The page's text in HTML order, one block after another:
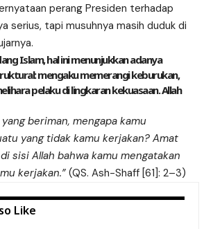
perang Presiden terhadap
serius, tapi musuhnya masih duduk di
Islam, hal ini menunjukkan adanya
mengaku memerangi keburukan,
pelaku di lingkaran kekuasaan. Allah
beriman, mengapa kamu
yang tidak kamu kerjakan? Amat
sisi Allah bahwa kamu mengatakan
kerjakan.” (QS. Ash-Shaff [61]: 2–3)
Like